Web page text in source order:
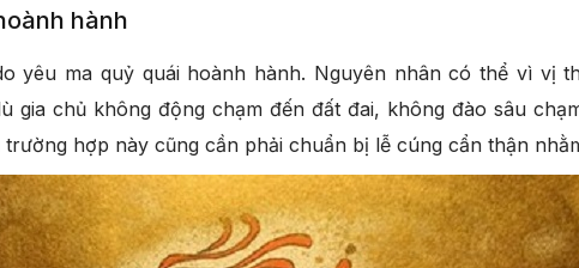
hành
yêu ma quỷ quái hoành hành. Nguyên nhân có thể vì vị
gia chủ không động chạm đến đất đai, không đào sâu
hợp này cũng cần phải chuẩn bị lễ cúng cẩn thận